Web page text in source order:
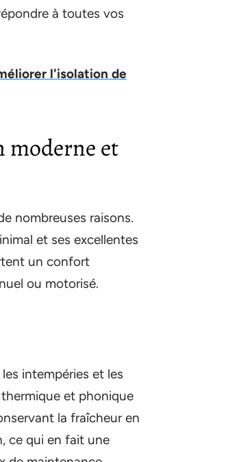
à toutes vos
l'isolation de
moderne et
nombreuses raisons.
et ses excellentes
un confort
ou motorisé.
intempéries et les
et phonique
la fraîcheur en
ce qui en fait une